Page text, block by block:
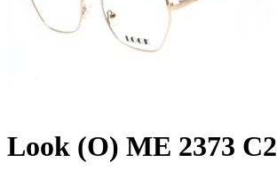
Look (O) ME 2373 C2